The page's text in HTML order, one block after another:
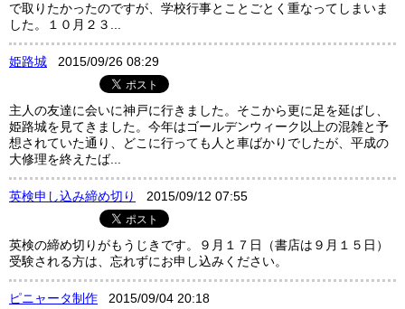
で取りたかったのですが、学校行事とことごとく重なってしまいま
した。１０月２３...
姫路城 2015/09/26 08:29
主人の友達に会いに神戸に行きました。そこから更に足を延ばし、
姫路城を見てきました。今年はゴールデンウィーク以上の混雑と予
想されていた通り、どこに行っても人と車ばかりでしたが、平成の
大修理を終えたば...
英検申し込み締め切り 2015/09/12 07:55
英検の締め切りがもうじきです。９月１７日（書店は９月１５日）
受験される方は、忘れずにお申し込みください。
ピニャータ制作 2015/09/04 20:18